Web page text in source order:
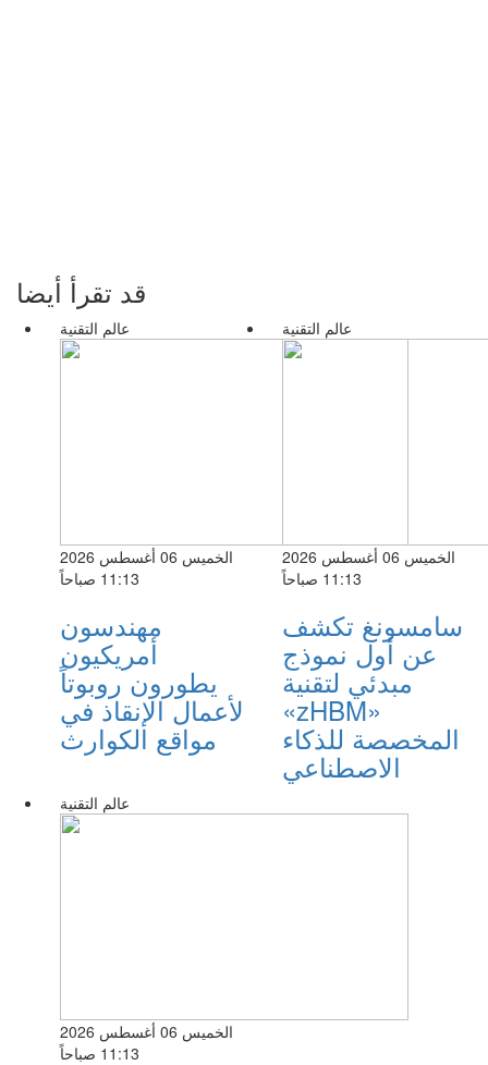
قد تقرأ أيضا
عالم التقنية
الخميس 06 أغسطس 2026
11:13 صباحاً
مهندسون
أمريكيون
يطورون روبوتاً
لأعمال الإنقاذ في
مواقع الكوارث
عالم التقنية
الخميس 06 أغسطس 2026
11:13 صباحاً
سامسونغ تكشف
عن أول نموذج
مبدئي لتقنية
«zHBM»
المخصصة للذكاء
الاصطناعي
عالم التقنية
الخميس 06 أغسطس 2026
11:13 صباحاً